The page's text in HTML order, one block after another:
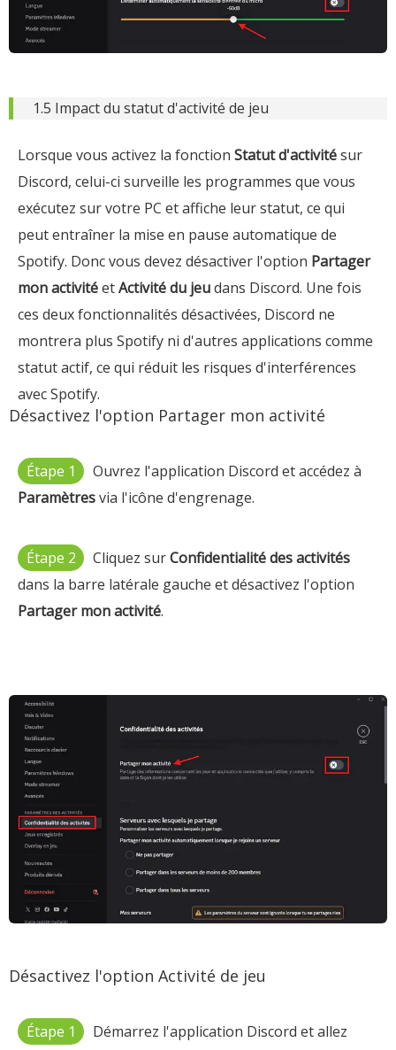
1.5 Impact du statut d'activité de jeu
Lorsque vous activez la fonction Statut d'activitésur
Discord, celui-ci surveille les programmes que vous
exécutez sur votre PC et affiche leur statut, ce qui
peut entraîner la mise en pause automatique de
Spotify. Donc vous devez désactiver l'option Partager
mon activitéetActivité du jeudans Discord. Une fois
ces deux fonctionnalités désactivées, Discord ne
montrera plus Spotify ni d'autres applications comme
statut actif, ce qui réduit les risques d'interférences
avec Spotify.
Désactivez l'option Partager mon activité
Étape 1
Ouvrez l'application Discord et accédez à
Paramètresvia l'icône d'engrenage.
Étape 2 Cliquez surConfidentialité des activités
dans la barre latérale gauche et désactivez l'option
Partager mon activité.
Désactivez l'option Activité de jeu
Étape 1
Démarrez l'application Discord et allez